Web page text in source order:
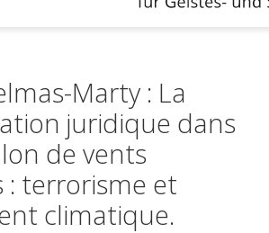
Marty : La
juridique dans
de vents
: terrorisme et
climatique.